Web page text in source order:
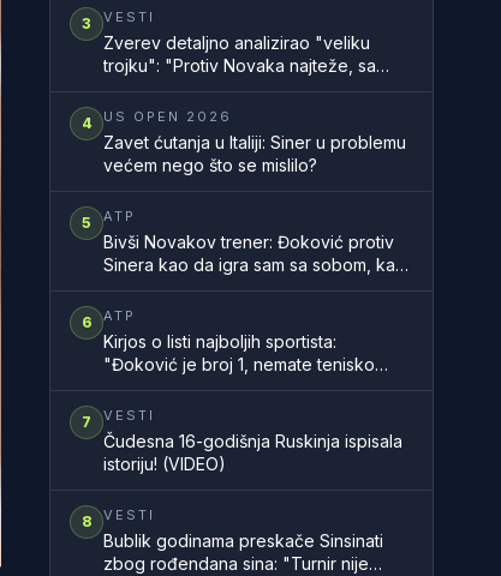
zemlje
3 VESTI
Zverev detaljno analizirao "veliku
trojku": "Protiv Novaka najteže, sa
4 US OPEN 2026
Zavet ćutanja u Italiji: Siner u problemu
većem nego što se mislilo?
5 ATP
Bivši Novakov trener: Đoković protiv
Sinera kao da igra sam sa sobom, kao
6 ATP
Kirjos o listi najboljih sportista:
"Đoković je broj 1, nemate tenisko
7 VESTI
Čudesna 16-godišnja Ruskinja ispisala
istoriju! (VIDEO)
8 VESTI
Bublik godinama preskače Sinsinati
zbog rođendana sina: "Turnir nije